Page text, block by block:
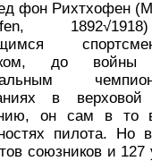
фон Рихтхофен
до войны
в
он сам в то
пилота. Но
союзников и